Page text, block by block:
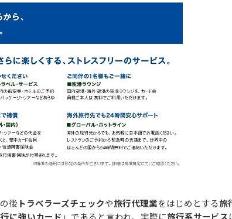
後トラベラーズチェックや旅行代理業をはじめとする旅
に強いカード 」であると言われ、実際に旅行系サービス